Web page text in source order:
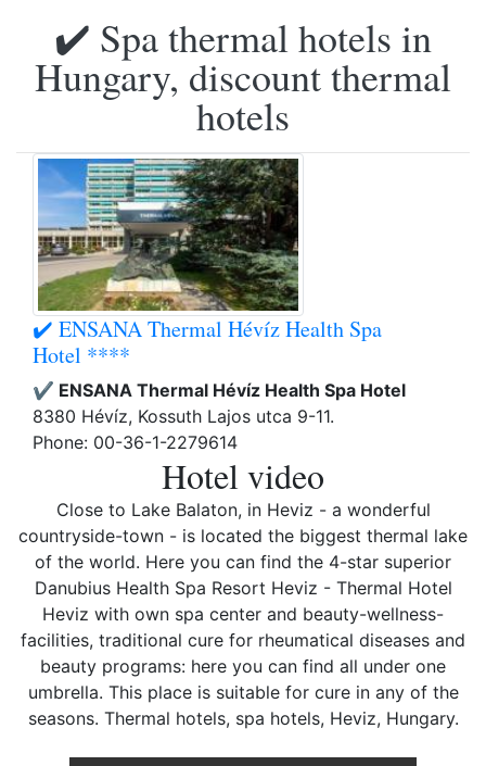
✔️ Spa thermal hotels in
Hungary, discount thermal
hotels
✔️ ENSANA Thermal Hévíz Health Spa
Hotel ****
✔️ ENSANA Thermal Hévíz Health Spa Hotel
8380 Hévíz, Kossuth Lajos utca 9-11.
Phone: 00-36-1-2279614
Hotel video
Close to Lake Balaton, in Heviz - a wonderful
countryside-town - is located the biggest thermal lake
of the world. Here you can find the 4-star superior
Danubius Health Spa Resort Heviz - Thermal Hotel
Heviz with own spa center and beauty-wellness-
facilities, traditional cure for rheumatical diseases and
beauty programs: here you can find all under one
umbrella. This place is suitable for cure in any of the
seasons. Thermal hotels, spa hotels, Heviz, Hungary.